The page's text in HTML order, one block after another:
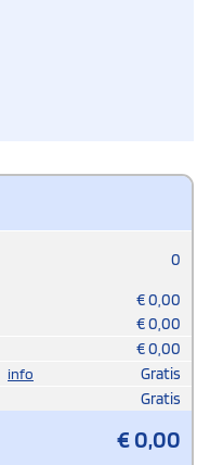
0
€0,00
€0,00
€0,00
info
Gratis
Gratis
€0,00